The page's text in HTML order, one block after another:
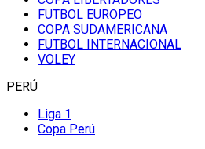
FUTBOL EUROPEO
COPA SUDAMERICANA
FUTBOL INTERNACIONAL
VOLEY
PERÚ
Liga 1
Copa Perú